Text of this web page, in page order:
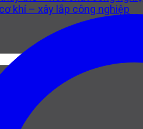
khí – xây lắp công nghiệp